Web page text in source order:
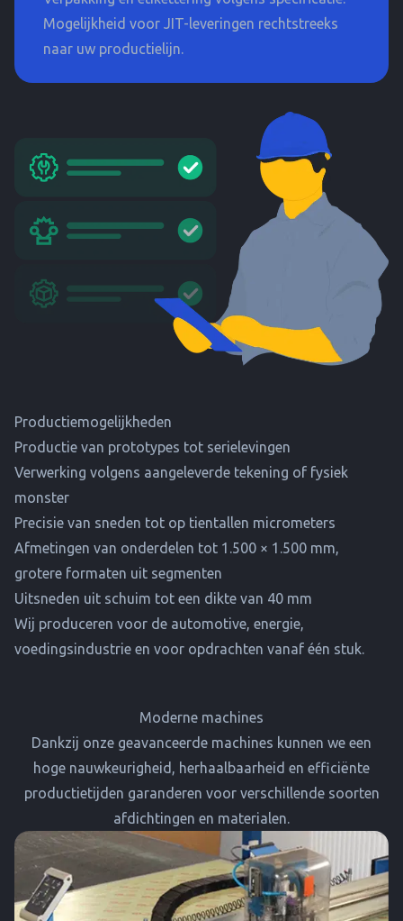
Mogelijkheid voor JIT-leveringen rechtstreeks
naar uw productielijn.
Productiemogelijkheden
Productie van prototypes tot serielevingen
Verwerking volgens aangeleverde tekening of fysiek
monster
Precisie van sneden tot op tientallen micrometers
Afmetingen van onderdelen tot 1.500 × 1.500 mm,
grotere formaten uit segmenten
Uitsneden uit schuim tot een dikte van 40 mm
Wij produceren voor de automotive, energie,
voedingsindustrie en voor opdrachten vanaf één stuk.
Moderne machines
Dankzij onze geavanceerde machines kunnen we een
hoge nauwkeurigheid, herhaalbaarheid en efficiënte
productietijden garanderen voor verschillende soorten
afdichtingen en materialen.